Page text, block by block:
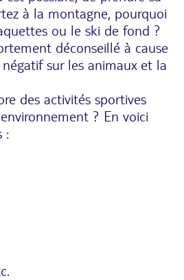
à la montagne, pourquoi
ou le ski de fond ?
déconseillé à cause
sur les animaux et la
des activités sportives
? En voici
: